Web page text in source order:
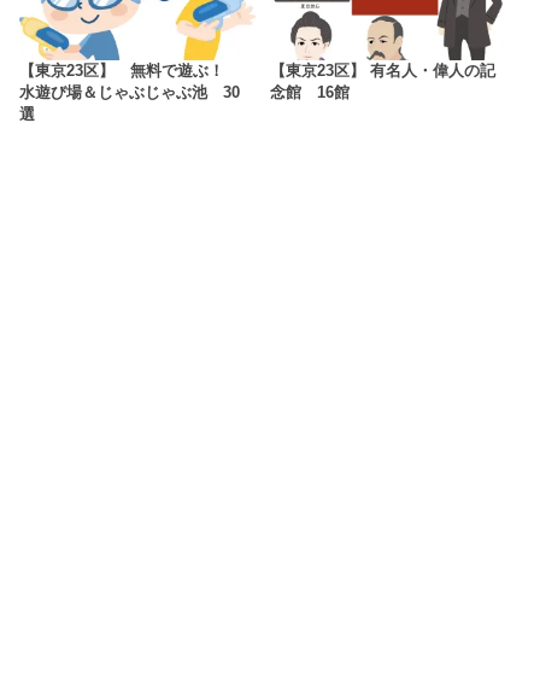
【東京23区】 無料で遊ぶ！
水遊び場＆じゃぶじゃぶ池 30
選
【東京23区】 有名人・偉人の記
念館 16館